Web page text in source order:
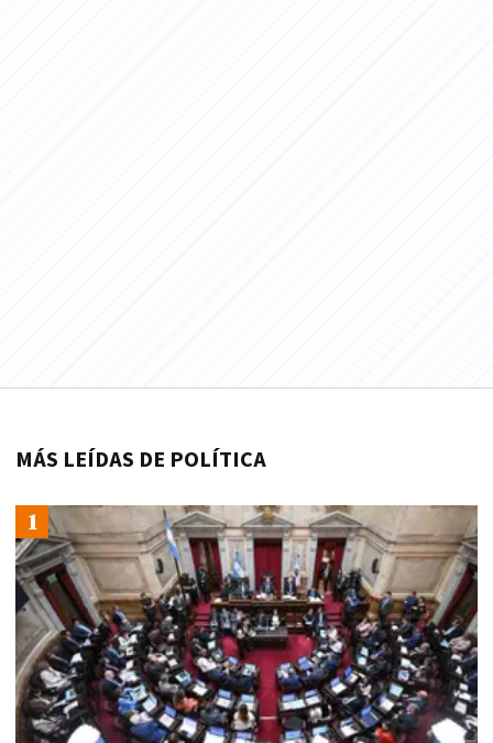
MÁS LEÍDAS DE POLÍTICA